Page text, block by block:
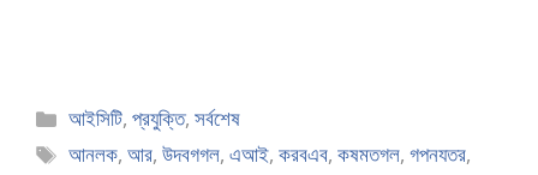
Categories
আইসিটি,প্রযুক্তি,সর্বশেষ
Tags
আনলক,আর,উদবগগল,এআই,করবএব,কষমতগল,গপনযতর,